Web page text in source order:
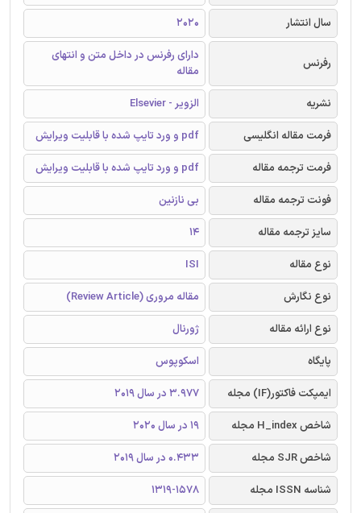
سال انتشار
2020
رفرنس
دارای رفرنس در داخل متن و انتهای
مقاله
نشریه
الزویر - Elsevier
فرمت مقاله انگلیسی
pdf و ورد تایپ شده با قابلیت ویرایش
فرمت ترجمه مقاله
pdf و ورد تایپ شده با قابلیت ویرایش
فونت ترجمه مقاله
بی نازنین
سایز ترجمه مقاله
14
نوع مقاله
ISI
نوع نگارش
مقاله مروری (Review Article)
نوع ارائه مقاله
ژورنال
پایگاه
اسکوپوس
ایمپکت فاکتور(IF) مجله
3.977 در سال 2019
شاخص H_index مجله
19 در سال 2020
شاخص SJR مجله
0.433 در سال 2019
شناسه ISSN مجله
1319-1578